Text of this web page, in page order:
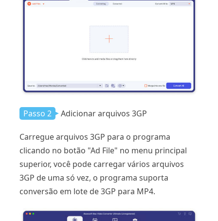
Passo 2 Adicionar arquivos 3GP
Carregue arquivos 3GP para o programa
clicando no botão "Ad File" no menu principal
superior, você pode carregar vários arquivos
3GP de uma só vez, o programa suporta
conversão em lote de 3GP para MP4.